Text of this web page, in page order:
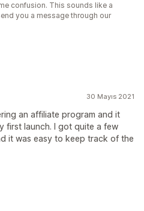
confusion. This sounds like a
you a message through our
30 Mayıs 2021
an affiliate program and it
first launch. I got quite a few
it was easy to keep track of the